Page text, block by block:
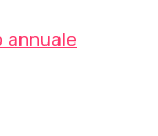
annuale